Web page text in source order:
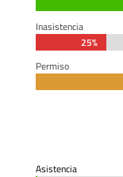
Inasistencia
25%
25%
Permiso
Asistencia